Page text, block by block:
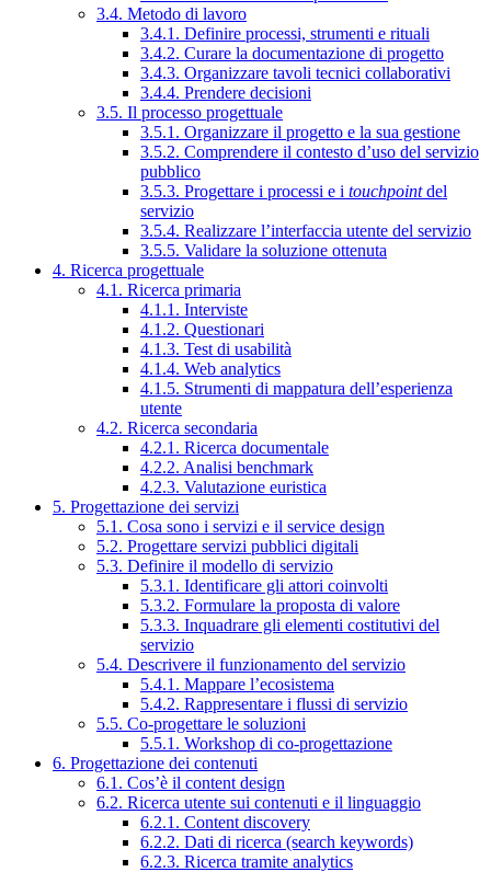
3.4. Metodo di lavoro
3.4.1. Definire processi, strumenti e rituali
3.4.2. Curare la documentazione di progetto
3.4.3. Organizzare tavoli tecnici collaborativi
3.4.4. Prendere decisioni
3.5. Il processo progettuale
3.5.1. Organizzare il progetto e la sua gestione
3.5.2. Comprendere il contesto d’uso del servizio
pubblico
3.5.3. Progettare i processi e i touchpointdel
servizio
3.5.4. Realizzare l’interfaccia utente del servizio
3.5.5. Validare la soluzione ottenuta
4. Ricerca progettuale
4.1. Ricerca primaria
4.1.1. Interviste
4.1.2. Questionari
4.1.3. Test di usabilità
4.1.4. Web analytics
4.1.5. Strumenti di mappatura dell’esperienza
utente
4.2. Ricerca secondaria
4.2.1. Ricerca documentale
4.2.2. Analisi benchmark
4.2.3. Valutazione euristica
5. Progettazione dei servizi
5.1. Cosa sono i servizi e il service design
5.2. Progettare servizi pubblici digitali
5.3. Definire il modello di servizio
5.3.1. Identificare gli attori coinvolti
5.3.2. Formulare la proposta di valore
5.3.3. Inquadrare gli elementi costitutivi del
servizio
5.4. Descrivere il funzionamento del servizio
5.4.1. Mappare l’ecosistema
5.4.2. Rappresentare i flussi di servizio
5.5. Co-progettare le soluzioni
5.5.1. Workshop di co-progettazione
6. Progettazione dei contenuti
6.1. Cos’è il content design
6.2. Ricerca utente sui contenuti e il linguaggio
6.2.1. Content discovery
6.2.2. Dati di ricerca (search keywords)
6.2.3. Ricerca tramite analytics